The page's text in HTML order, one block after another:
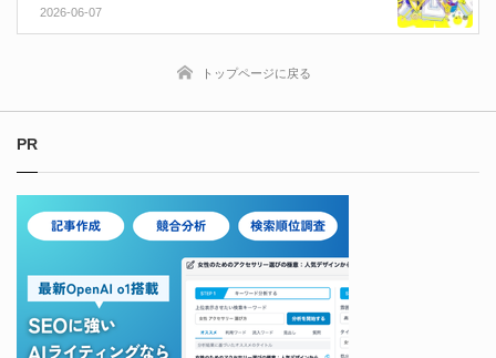
日に京都コンピューター学院にて開催決定！セッ
ション情報やハンズオン体験内容が公開！#OGF20
2026-06-07
トップページに戻る
PR